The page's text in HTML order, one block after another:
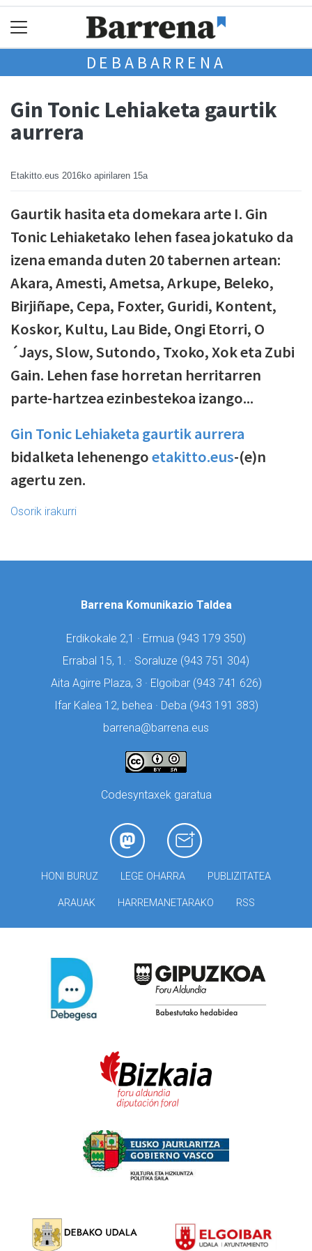
DEBABARRENA
Gin Tonic Lehiaketa gaurtik
aurrera
Etakitto.eus 2016ko apirilaren 15a
Gaurtik hasita eta domekara arte I. Gin
Tonic Lehiaketako lehen fasea jokatuko da
izena emanda duten 20 tabernen artean:
Akara, Amesti, Ametsa, Arkupe, Beleko,
Birjiñape, Cepa, Foxter, Guridi, Kontent,
Koskor, Kultu, Lau Bide, Ongi Etorri, O
´Jays, Slow, Sutondo, Txoko, Xok eta Zubi
Gain. Lehen fase horretan herritarren
parte-hartzea ezinbestekoa izango...
Gin Tonic Lehiaketa gaurtik aurrera
bidalketa lehenengoetakitto.eus-(e)n
agertu zen.
Osorik irakurri
Barrena Komunikazio Taldea
Erdikokale 2,1 · Ermua (943 179 350)
Errabal 15, 1. · Soraluze (943 751 304)
Aita Agirre Plaza, 3 · Elgoibar (943 741 626)
Ifar Kalea 12, behea · Deba (943 191 383)
barrena@barrena.eus
Codesyntaxek garatua
HONI BURUZ LEGE OHARRA PUBLIZITATEA
ARAUAK HARREMANETARAKO RSS